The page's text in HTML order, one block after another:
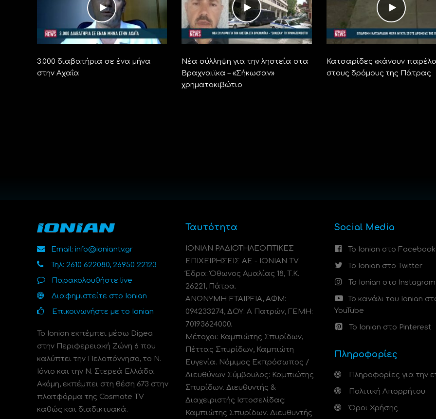
3.000 διαβατήρια σε ένα μήνα
στην Αχαΐα
Νέα σύλληψη για την ληστεία στα
Βραχναιϊκα – «Σήκωσαν»
χρηματοκιβώτιο
Κατσαρίδες «κάνουν
στους δρόμους της Πάτρας
Email: info@ioniantv.gr
Τηλ: 2610 622080, 26950 22123
Παρακολουθήστε live
Διαφημιστείτε στο Ionian
Επικοινωνήστε με το Ionian
Το Ionian εκπέμπει μέσω Digea
στην Περιφερειακή Ζώνη 6 που
καλύπτει την Πελοπόννησο, το N.
Ιόνιο και την Ν. Στερεά Ελλάδα.
Ακόμη, εκπέμπει στη θέση 673 στην
πλατφόρμα της Cosmote TV
καθώς και διαδικτυακά.
Ταυτότητα
ΙΟΝΙΑΝ ΡΑΔΙΟΤΗΛΕΟΠΤΙΚΕΣ
ΕΠΙΧΕΙΡΗΣΕΙΣ ΑΕ - IONIAN TV
Έδρα: Όθωνος Αμαλίας 18, Τ.Κ.
26221, Πάτρα.
ΑΝΩΝΥΜΗ ΕΤΑΙΡΕΙΑ, ΑΦΜ:
094233274, ΔΟΥ: A Πατρών, ΓΕΜΗ:
70193624000.
Μέτοχοι: Καμπιώτης Σπυρίδων,
Πέττας Σπυρίδων, Καμπιώτη
Ευγενία. Νόμιμος Εκπρόσωπος /
Διευθύνων Σύμβουλος: Καμπιώτης
Σπυρίδων. Διευθυντής &
Διαχειριστής Ιστοσελίδας:
Καμπιώτης Σπυρίδων. Διευθυντής
Social Media
Το Ionian στο Facebook
Το Ionian στο Twitter
Το Ionian στο Instagram
Το κανάλι του Ionian
YouTube
Το Ionian στο Pinterest
Πληροφορίες
Πληροφορίες για την
Πολιτική Απορρήτου
Όροι Χρήσης